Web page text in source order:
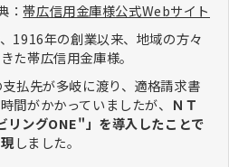
：帯広信用金庫様公式Webサイト
1916年の創業以来、地域の方々
た帯広信用金庫様。
払先が多岐に渡り、適格請求書
間がかかっていましたが、 ＮＴ
リングONE"」を導入したことで
しました。